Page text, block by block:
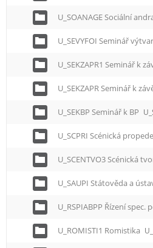
U_SOANAGE Sociální
U_SEVYFOI Seminář
U_SEKZAPR1 Seminář k
U_SEKZAPR Seminář k
U_SEKBP Seminář k BP
U_SCPRI Scénická
U_SCENTVO3 Scénická
U_SAUPI Státověda a
U_ROMISTI1 Romistika